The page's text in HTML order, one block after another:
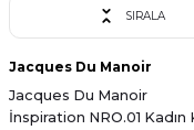
SIRALA
Jacques Du Manoir
Jacques Du Manoir
İnspiration NRO.01 Kadın